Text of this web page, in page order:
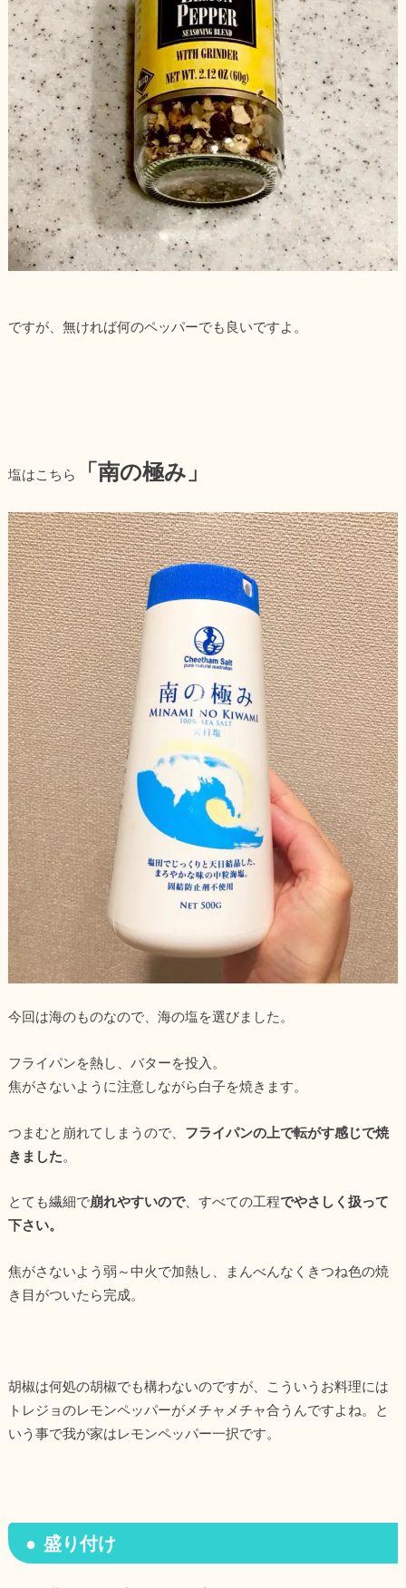
ですが、無ければ何のペッパーでも良いですよ。
塩はこちら 「南の極み」
今回は海のものなので、海の塩を選びました。
フライパンを熱し、バターを投入。
焦がさないように注意しながら白子を焼きます。
つまむと崩れてしまうので、 フライパンの上で転がす感じで焼
きました
とても繊細で崩れやすいので、すべての工程でやさしく扱って
下さい。
焦がさないよう弱～中火で加熱し、まんべんなくきつね色の焼
き目がついたら完成。
胡椒は何処の胡椒でも構わないのですが、こういうお料理には
トレジョのレモンペッパーがメチャメチャ合うんですよね。と
いう事で我が家はレモンペッパー一択です。
盛り付け